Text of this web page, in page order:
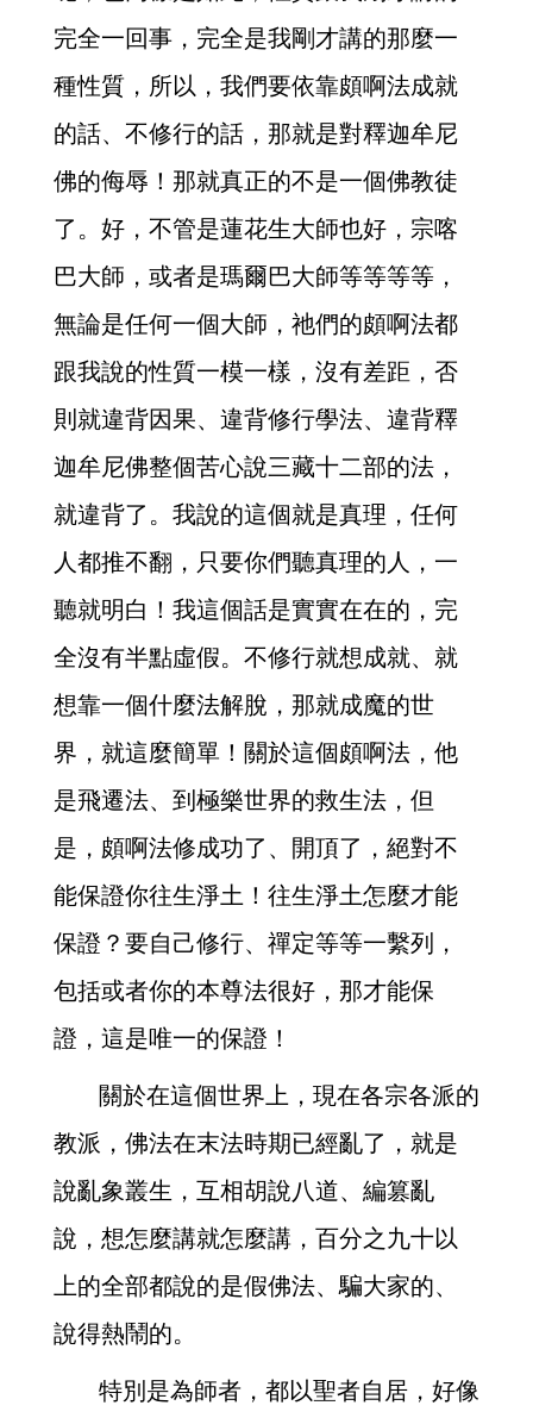
完全一回事，完全是我剛才講的那麼一
種性質，所以，我們要依靠頗啊法成就
的話、不修行的話，那就是對釋迦牟尼
佛的侮辱！那就真正的不是一個佛教徒
了。好，不管是蓮花生大師也好，宗喀
巴大師，或者是瑪爾巴大師等等等等，
無論是任何一個大師，祂們的頗啊法都
跟我說的性質一模一樣，沒有差距，否
則就違背因果、違背修行學法、違背釋
迦牟尼佛整個苦心說三藏十二部的法，
就違背了。我說的這個就是真理，任何
人都推不翻，只要你們聽真理的人，一
聽就明白！我這個話是實實在在的，完
全沒有半點虛假。不修行就想成就、就
想靠一個什麼法解脫，那就成魔的世
界，就這麼簡單！關於這個頗啊法，他
是飛遷法、到極樂世界的救生法，但
是，頗啊法修成功了、開頂了，絕對不
能保證你往生淨土！往生淨土怎麼才能
保證？要自己修行、禪定等等一繫列，
包括或者你的本尊法很好，那才能保
證，這是唯一的保證！
關於在這個世界上，現在各宗各派的
教派，佛法在末法時期已經亂了，就是
說亂象叢生，互相胡說八道、編篡亂
說，想怎麼講就怎麼講，百分之九十以
上的全部都說的是假佛法、騙大家的、
說得熱鬧的。
特別是為師者，都以聖者自居，好像